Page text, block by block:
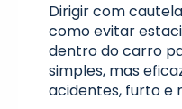
Dirigir com
como evitar
dentro do carro
simples, mas
acidentes, furto e